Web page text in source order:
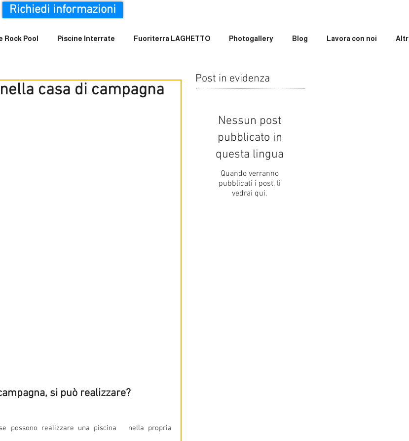
Richiedi informazioni
Rock Pool Piscine Interrate Fuoriterra LAGHETTO Photogallery Blog Lavora con noi
casa di campagna
si può realizzare?
possono realizzare una piscina   nella propria
Post in evidenza
Nessun post
pubblicato in
questa lingua
Quando verranno
pubblicati i post, li
vedrai qui.